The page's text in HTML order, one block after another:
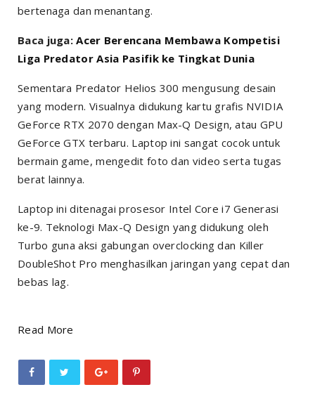
bertenaga dan menantang.
Baca juga:Acer Berencana Membawa Kompetisi
Liga Predator Asia Pasifik ke Tingkat Dunia
Sementara Predator Helios 300 mengusung desain
yang modern. Visualnya didukung kartu grafis NVIDIA
GeForce RTX 2070 dengan Max-Q Design, atau GPU
GeForce GTX terbaru. Laptop ini sangat cocok untuk
bermain game, mengedit foto dan video serta tugas
berat lainnya.
Laptop ini ditenagai prosesor Intel Core i7 Generasi
ke-9. Teknologi Max-Q Design yang didukung oleh
Turbo guna aksi gabungan overclocking dan Killer
DoubleShot Pro menghasilkan jaringan yang cepat dan
bebas lag.
Read More